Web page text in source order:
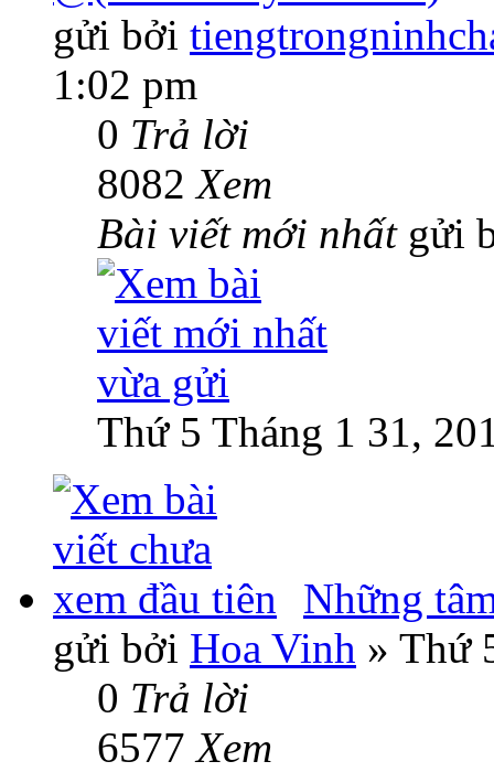
gửi bởi
1:02 pm
0 Trả lời
8082Xem
Bài viết mới nhất gửi
Thứ 5 Tháng 1 31,
Những
gửi bởi Hoa Vinh » Thứ
0 Trả lời
6577Xem